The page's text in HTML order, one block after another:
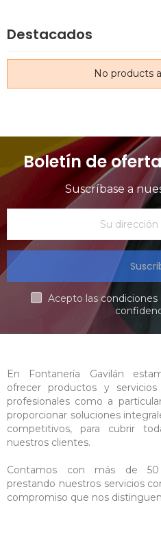
Destacados
No products
Boletín de
Suscríbase a
Acepto las condiciones
En Fontanería Gavilán
ofrecer productos y
profesionales como a
proporcionar soluciones
competitivos, para cubrir
nuestros clientes.
Contamos con más de
prestando nuestros servicios
compromiso que nos